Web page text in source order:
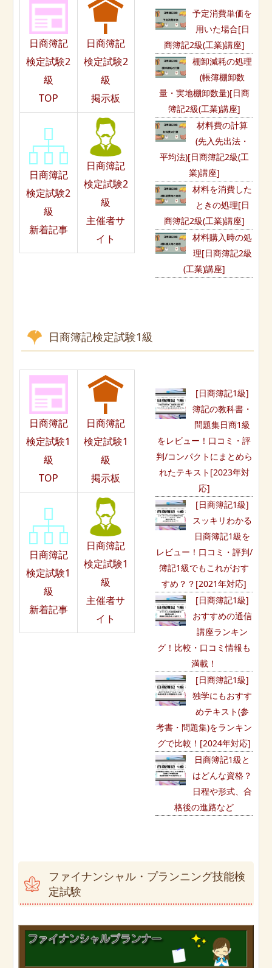
日商簿記
検定試験2
級
TOP
日商簿記
検定試験2
級
掲示板
日商簿記
検定試験2
級
新着記事
日商簿記
検定試験2
級
主催者サ
イト
予定消費単価を
用いた場合[日
商簿記2級(工業)講座]
棚卸減耗の処理
(帳簿棚卸数
量・実地棚卸数量)[日商
簿記2級(工業)講座]
材料費の計算
(先入先出法・
平均法)[日商簿記2級(工
業)講座]
材料を消費した
ときの処理[日
商簿記2級(工業)講座]
材料購入時の処
理[日商簿記2級
(工業)講座]
日商簿記検定試験1級
日商簿記
検定試験1
級
TOP
日商簿記
検定試験1
級
掲示板
日商簿記
検定試験1
級
新着記事
日商簿記
検定試験1
級
主催者サ
イト
[日商簿記1級]
簿記の教科書・
問題集日商1級
をレビュー！口コミ・評
判/コンパクトにまとめら
れたテキスト[2023年対
応]
[日商簿記1級]
スッキリわかる
日商簿記1級を
レビュー！口コミ・評判/
簿記1級でもこれがおす
すめ？？[2021年対応]
[日商簿記1級]
おすすめの通信
講座ランキン
グ！比較・口コミ情報も
満載！
[日商簿記1級]
独学にもおすす
めテキスト(参
考書・問題集)をランキン
グで比較！[2024年対応]
日商簿記1級と
はどんな資格？
日程や形式、合
格後の進路など
ファイナンシャル・プランニング技能検
定試験